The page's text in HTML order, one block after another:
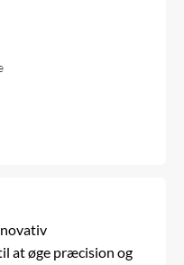
at øge præcision og